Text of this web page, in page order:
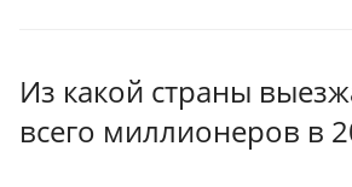
Из какой страны
всего миллионеров в